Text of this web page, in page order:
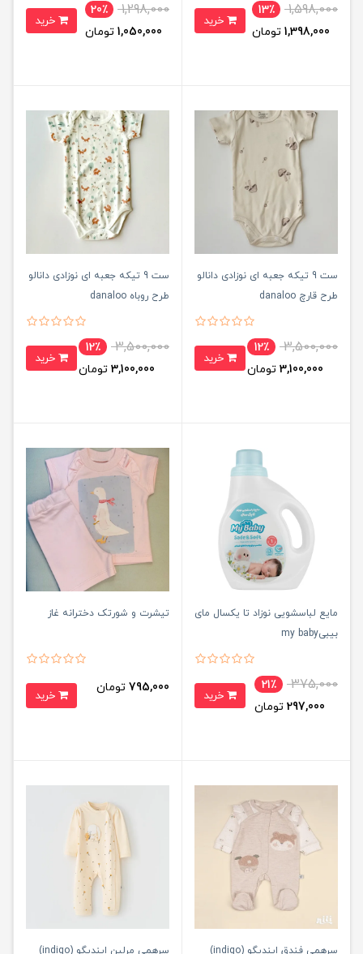
1,598,000
13٪
1,398,000 تومان
1,298,000
20٪
1,050,000 تومان
ست 9 تیکه جعبه ای نوزادی دانالو
طرح قارچ danaloo
3,500,000
12٪
3,100,000 تومان
ست 9 تیکه جعبه ای نوزادی دانالو
طرح روباه danaloo
3,500,000
12٪
3,100,000 تومان
مایع لباسشویی نوزاد تا یکسال مای
بیبیmy baby
375,000
21٪
297,000 تومان
تیشرت و شورتک دخترانه غاز
795,000 تومان
سرهمی فندق ایندیگو (indigo) سرهمی مرلین ایندیگو (indigo)